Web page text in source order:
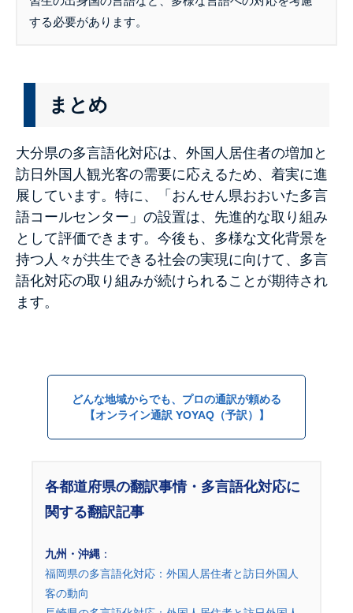
する必要があります。
まとめ
大分県の多言語化対応は、外国人居住者の増加と
訪日外国人観光客の需要に応えるため、着実に進
展しています。特に、「おんせん県おおいた多言
語コールセンター」の設置は、先進的な取り組み
として評価できます。今後も、多様な文化背景を
持つ人々が共生できる社会の実現に向けて、多言
語化対応の取り組みが続けられることが期待され
ます。
どんな地域からでも、プロの通訳が頼める
【オンライン通訳 YOYAQ（予訳）】
各都道府県の翻訳事情・多言語化対応に
関する翻訳記事
九州・沖縄 ：
福岡県の多言語化対応：外国人居住者と訪日外国人
客の動向